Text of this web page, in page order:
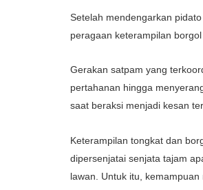
Setelah mendengarkan pidato
peragaan keterampilan
Gerakan satpam yang
pertahanan hingga
saat beraksi menjadi kesan
Keterampilan tongkat dan
dipersenjatai senjata tajam
lawan. Untuk itu,